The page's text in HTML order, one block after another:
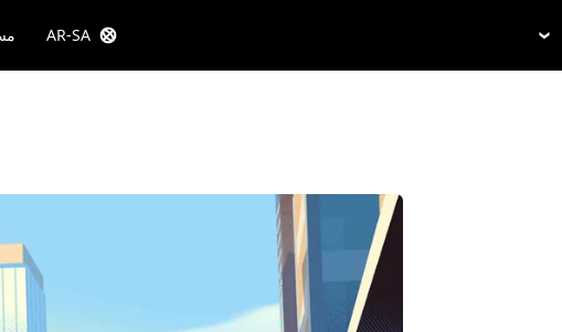
AR-SA